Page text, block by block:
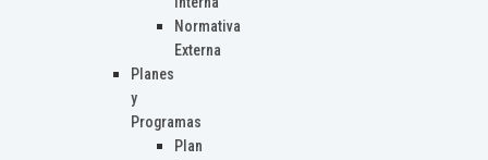
Normativa
Externa
Planes
y
Programas
Plan